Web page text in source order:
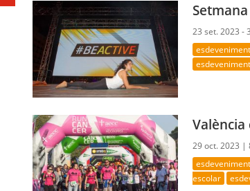
23 set. 2023 -
València
29 oct. 2023 |
escolar